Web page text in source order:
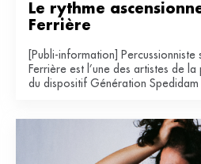
Le rythme
Ferrière
[Publi-information]
Ferrière est l’une des artistes de
du dispositif Génération Spedidam